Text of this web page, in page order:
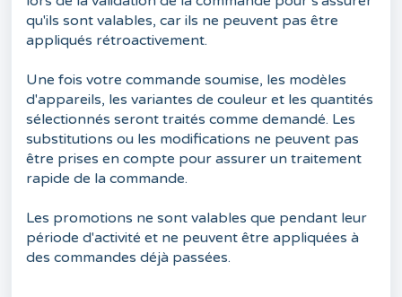
qu'ils sont valables, car ils ne peuvent pas être
appliqués rétroactivement.
Une fois votre commande soumise, les modèles
d'appareils, les variantes de couleur et les quantités
sélectionnés seront traités comme demandé. Les
substitutions ou les modifications ne peuvent pas
être prises en compte pour assurer un traitement
rapide de la commande.
Les promotions ne sont valables que pendant leur
période d'activité et ne peuvent être appliquées à
des commandes déjà passées.